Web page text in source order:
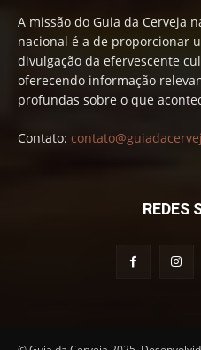
A missão do Guia da Cerveja
nacional é a de proporcionar
divulgação da efervescente
oferecendo informação
profundas sobre o que
Contato:
REDES